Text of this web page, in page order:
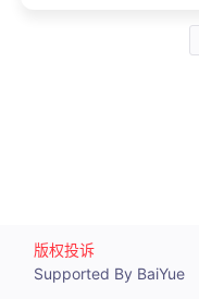
版权投诉
Supported By BaiYue